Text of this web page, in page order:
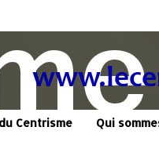
Centrisme Qui